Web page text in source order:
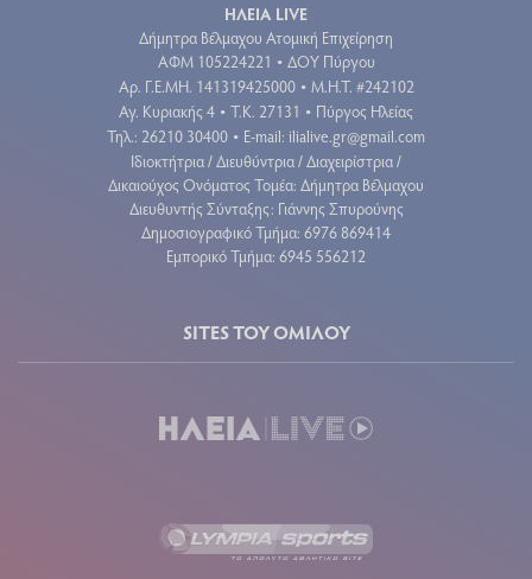
ΗΛΕΙΑ LIVE
Δήμητρα Βέλμαχου Ατομική Επιχείρηση
ΑΦΜ 105224221 • ΔΟΥ Πύργου
Aρ. Γ.Ε.ΜΗ. 141319425000 • Μ.Η.Τ. #242102
Αγ. Κυριακής 4 • Τ.Κ. 27131 • Πύργος Ηλείας
Τηλ.: 26210 30400 • E-mail: ilialive.gr@gmail.com
Ιδιοκτήτρια / Διευθύντρια / Διαχειρίστρια /
Δικαιούχος Ονόματος Τομέα: Δήμητρα Βέλμαχου
Διευθυντής Σύνταξης: Γιάννης Σπυρούνης
Δημοσιογραφικό Τμήμα: 6976 869414
Εμπορικό Τμήμα: 6945 556212
SITES ΤΟΥ ΟΜΙΛΟΥ